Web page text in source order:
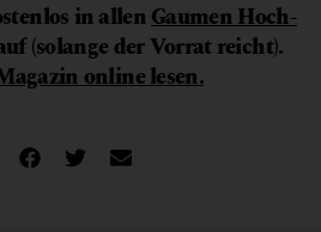
in allenGaumen Hoch-
(solange der Vorrat reicht).
online lesen.